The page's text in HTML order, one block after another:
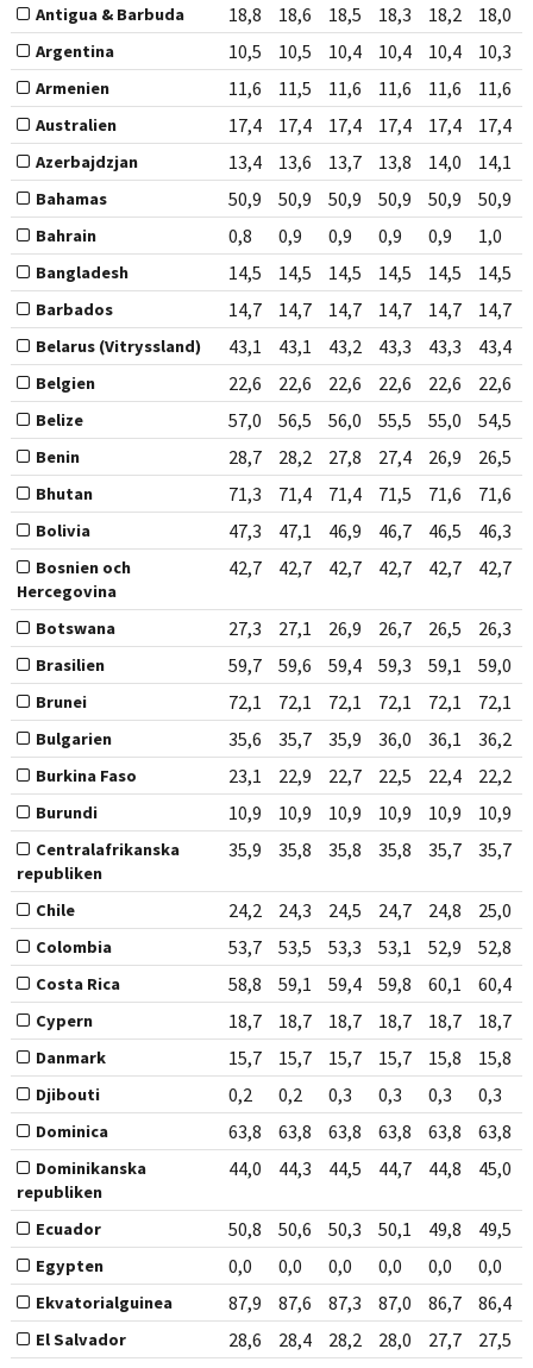
Antigua & Barbuda 18,8 18,6 18,5 18,3 18,2 18,0
Argentina 10,5 10,5 10,4 10,4 10,4 10,3
Armenien 11,6 11,5 11,6 11,6 11,6 11,6
Australien 17,4 17,4 17,4 17,4 17,4 17,4
Azerbajdzjan 13,4 13,6 13,7 13,8 14,0 14,1
Bahamas 50,9 50,9 50,9 50,9 50,9 50,9
Bahrain 0,8 0,9 0,9 0,9 0,9 1,0
Bangladesh 14,5 14,5 14,5 14,5 14,5 14,5
Barbados 14,7 14,7 14,7 14,7 14,7 14,7
Belarus (Vitryssland) 43,1 43,1 43,2 43,3 43,3 43,4
Belgien 22,6 22,6 22,6 22,6 22,6 22,6
Belize 57,0 56,5 56,0 55,5 55,0 54,5
Benin 28,7 28,2 27,8 27,4 26,9 26,5
Bhutan 71,3 71,4 71,4 71,5 71,6 71,6
Bolivia 47,3 47,1 46,9 46,7 46,5 46,3
Bosnien och
Hercegovina
42,7 42,7 42,7 42,7 42,7 42,7
Botswana 27,3 27,1 26,9 26,7 26,5 26,3
Brasilien 59,7 59,6 59,4 59,3 59,1 59,0
Brunei 72,1 72,1 72,1 72,1 72,1 72,1
Bulgarien 35,6 35,7 35,9 36,0 36,1 36,2
Burkina Faso 23,1 22,9 22,7 22,5 22,4 22,2
Burundi 10,9 10,9 10,9 10,9 10,9 10,9
Centralafrikanska
republiken
35,9 35,8 35,8 35,8 35,7 35,7
Chile 24,2 24,3 24,5 24,7 24,8 25,0
Colombia 53,7 53,5 53,3 53,1 52,9 52,8
Costa Rica 58,8 59,1 59,4 59,8 60,1 60,4
Cypern 18,7 18,7 18,7 18,7 18,7 18,7
Danmark 15,7 15,7 15,7 15,7 15,8 15,8
Djibouti 0,2 0,2 0,3 0,3 0,3 0,3
Dominica 63,8 63,8 63,8 63,8 63,8 63,8
Dominikanska
republiken
44,0 44,3 44,5 44,7 44,8 45,0
Ecuador 50,8 50,6 50,3 50,1 49,8 49,5
Egypten 0,0 0,0 0,0 0,0 0,0 0,0
Ekvatorialguinea 87,9 87,6 87,3 87,0 86,7 86,4
El Salvador 28,6 28,4 28,2 28,0 27,7 27,5